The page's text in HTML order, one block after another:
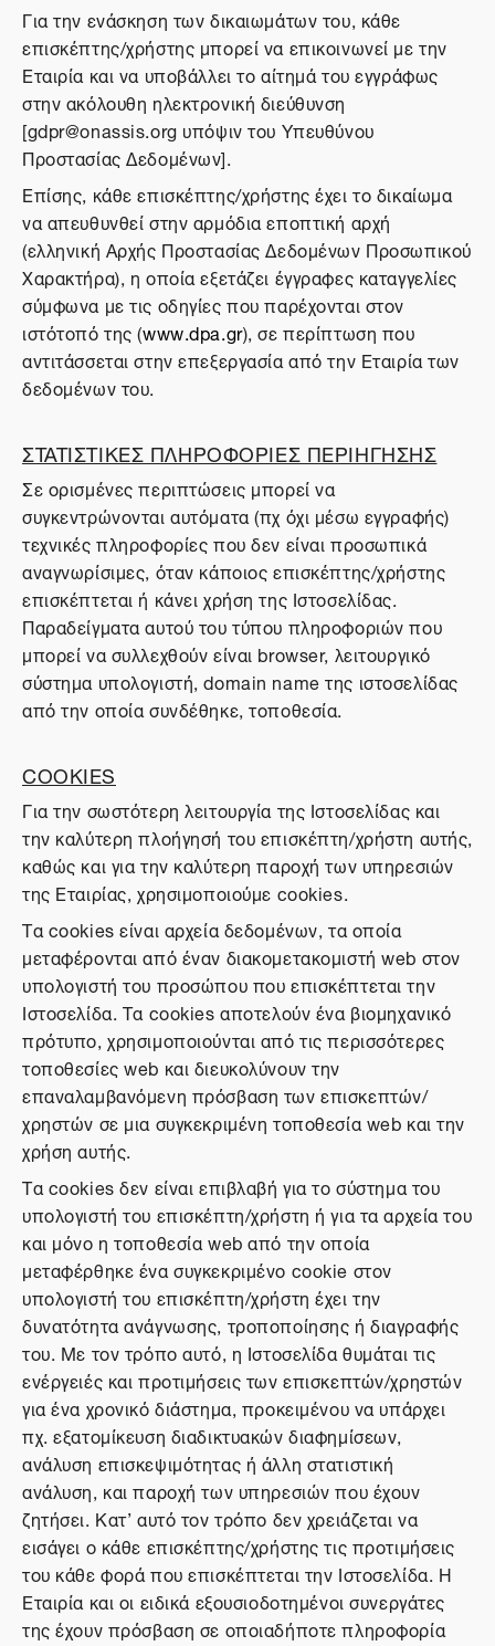
Για την ενάσκηση των δικαιωμάτων του, κάθε
επισκέπτης/χρήστης μπορεί να επικοινωνεί με την
Εταιρία και να υποβάλλει το αίτημά του εγγράφως
στην ακόλουθη ηλεκτρονική διεύθυνση
[gdpr@onassis.org υπόψιν του Υπευθύνου
Προστασίας Δεδομένων].
Επίσης, κάθε επισκέπτης/χρήστης έχει το δικαίωμα
να απευθυνθεί στην αρμόδια εποπτική αρχή
(ελληνική Αρχής Προστασίας Δεδομένων Προσωπικού
Χαρακτήρα), η οποία εξετάζει έγγραφες καταγγελίες
σύμφωνα με τις οδηγίες που παρέχονται στον
ιστότοπό της (www.dpa.gr), σε περίπτωση που
αντιτάσσεται στην επεξεργασία από την Εταιρία των
δεδομένων του.
ΣΤΑΤΙΣΤΙΚΕΣ ΠΛΗΡΟΦΟΡΙΕΣ ΠΕΡΙΗΓΗΣΗΣ
Σε ορισμένες περιπτώσεις μπορεί να
συγκεντρώνονται αυτόματα (πχ όχι μέσω εγγραφής)
τεχνικές πληροφορίες που δεν είναι προσωπικά
αναγνωρίσιμες, όταν κάποιος επισκέπτης/χρήστης
επισκέπτεται ή κάνει χρήση της Ιστοσελίδας.
Παραδείγματα αυτού του τύπου πληροφοριών που
μπορεί να συλλεχθούν είναι browser, λειτουργικό
σύστημα υπολογιστή, domain name της ιστοσελίδας
από την οποία συνδέθηκε, τοποθεσία.
COOKIES
Για την σωστότερη λειτουργία της Ιστοσελίδας και
την καλύτερη πλοήγησή του επισκέπτη/χρήστη αυτής,
καθώς και για την καλύτερη παροχή των υπηρεσιών
της Εταιρίας, χρησιμοποιούμε cookies.
Τα cookies είναι αρχεία δεδομένων, τα οποία
μεταφέρονται από έναν διακομετακομιστή web στον
υπολογιστή του προσώπου που επισκέπτεται την
Ιστοσελίδα. Τα cookies αποτελούν ένα βιομηχανικό
πρότυπο, χρησιμοποιούνται από τις περισσότερες
τοποθεσίες web και διευκολύνουν την
επαναλαμβανόμενη πρόσβαση των επισκεπτών/
χρηστών σε μια συγκεκριμένη τοποθεσία web και την
χρήση αυτής.
Τα cookies δεν είναι επιβλαβή για το σύστημα του
υπολογιστή του επισκέπτη/χρήστη ή για τα αρχεία του
και μόνο η τοποθεσία web από την οποία
μεταφέρθηκε ένα συγκεκριμένο cookie στον
υπολογιστή του επισκέπτη/χρήστη έχει την
δυνατότητα ανάγνωσης, τροποποίησης ή διαγραφής
του. Με τον τρόπο αυτό, η Ιστοσελίδα θυμάται τις
ενέργειές και προτιμήσεις των επισκεπτών/χρηστών
για ένα χρονικό διάστημα, προκειμένου να υπάρχει
πχ. εξατομίκευση διαδικτυακών διαφημίσεων,
ανάλυση επισκεψιμότητας ή άλλη στατιστική
ανάλυση, και παροχή των υπηρεσιών που έχουν
ζητήσει. Κατ’ αυτό τον τρόπο δεν χρειάζεται να
εισάγει ο κάθε επισκέπτης/χρήστης τις προτιμήσεις
του κάθε φορά που επισκέπτεται την Ιστοσελίδα. Η
Εταιρία και οι ειδικά εξουσιοδοτημένοι συνεργάτες
της έχουν πρόσβαση σε οποιαδήποτε πληροφορία